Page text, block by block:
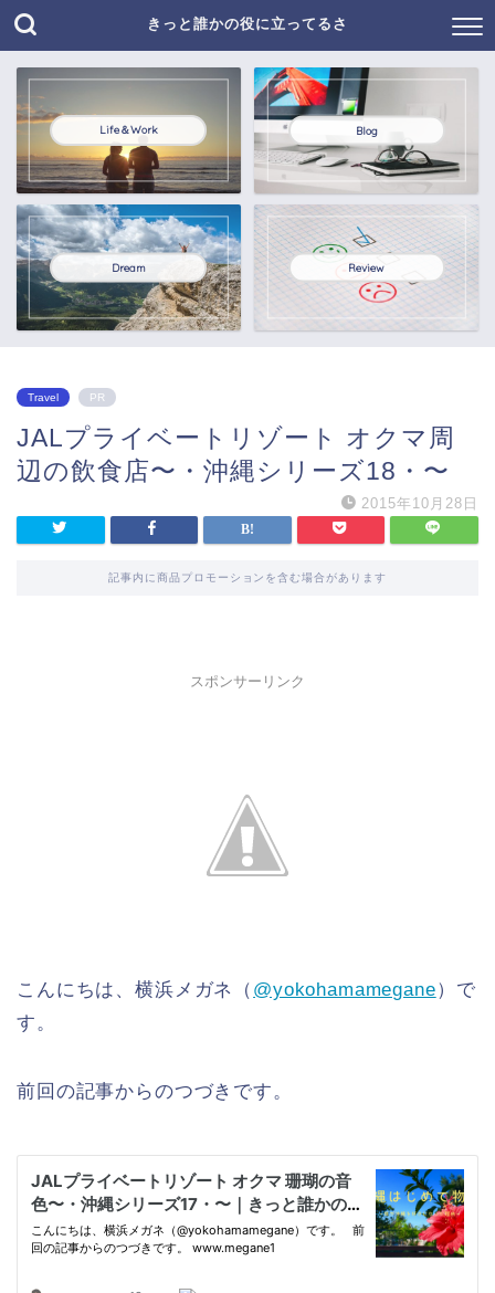
きっと誰かの役に立ってるさ
Life＆Work Blog
Dream Review
Travel PR
JALプライベートリゾート オクマ周
辺の飲食店〜・沖縄シリーズ18・〜
2015年10月28日
記事内に商品プロモーションを含む場合があります
スポンサーリンク
こんにちは、横浜メガネ（ @yokohamamegane）で
す。
前回の記事からのつづきです。